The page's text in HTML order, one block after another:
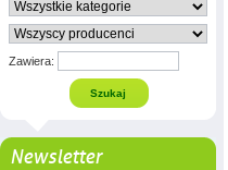
Zawiera:
Newsletter